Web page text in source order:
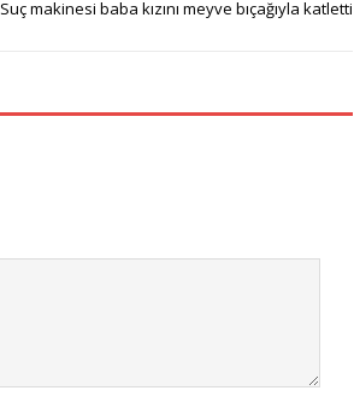
Suç makinesi baba kızını meyve bıçağıyla katletti